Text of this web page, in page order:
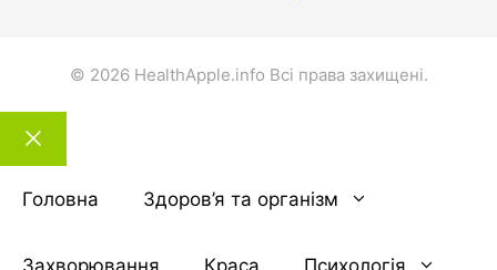
© 2026 HealthApple.info Всі права захищені.
Закрити
тему
Головна Здоров’я та організм
Захворювання Краса Психологія